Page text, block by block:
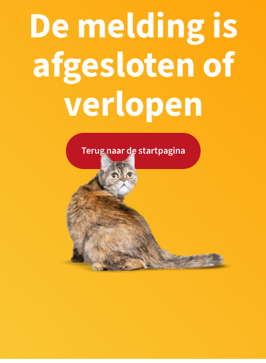
De melding is
afgesloten of
verlopen
Terug naar de startpagina